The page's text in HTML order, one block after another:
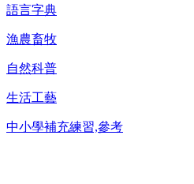
語言字典
漁農畜牧
自然科普
生活工藝
中小學補充練習,參考